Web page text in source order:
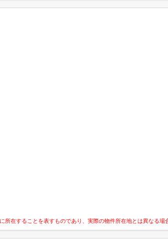
在することを表すものであり、実際の物件所在地とは異なる場